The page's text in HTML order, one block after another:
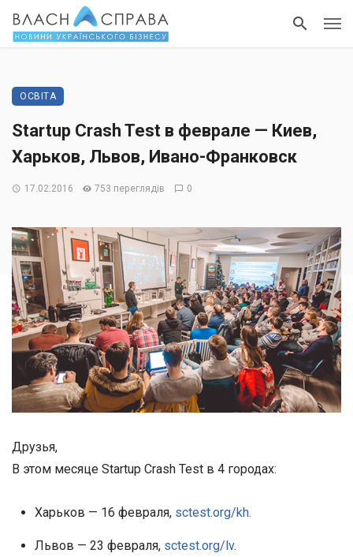
ОСВІТА
Startup Crash Test в феврале — Киев,
Харьков, Львов, Ивано-Франковск
17.02.2016 753 переглядів 0
Друзья,
В этом месяце Startup Crash Test в 4 городах:
Харьков — 16 февраля, sctest.org/kh.
Львов — 23 февраля, sctest.org/lv.